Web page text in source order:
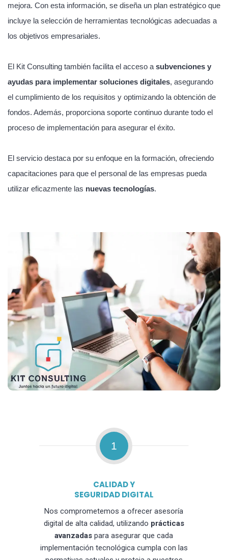
mejora. Con esta información, se diseña un plan estratégico que
incluye la selección de herramientas tecnológicas adecuadas a
los objetivos empresariales.
El Kit Consulting también facilita el acceso a subvenciones y
ayudas para implementar soluciones digitales, asegurando
el cumplimiento de los requisitos y optimizando la obtención de
fondos. Además, proporciona soporte continuo durante todo el
proceso de implementación para asegurar el éxito.
El servicio destaca por su enfoque en la formación, ofreciendo
capacitaciones para que el personal de las empresas pueda
utilizar eficazmente las nuevas tecnologías.
1
CALIDAD Y
SEGURIDAD DIGITAL
Nos comprometemos a ofrecer asesoría
digital de alta calidad, utilizando prácticas
avanzadas para asegurar que cada
implementación tecnológica cumpla con las